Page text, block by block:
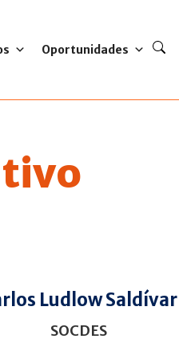
Oportunidades
Ludlow Saldívar
SOCDES